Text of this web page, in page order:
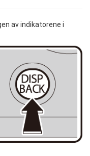
av indikatorene i